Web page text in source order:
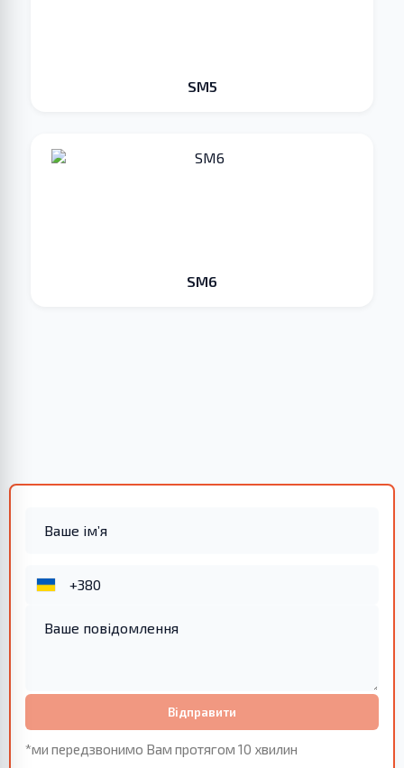
SM5
SM6
Відправити
*ми передзвонимо Вам протягом 10 хвилин